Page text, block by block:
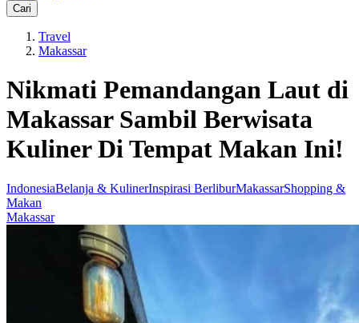
Cari
Travel
Makassar
Nikmati Pemandangan Laut di
Makassar Sambil Berwisata
Kuliner Di Tempat Makan Ini!
IndonesiaBelanja & KulinerInspirasi BerliburMakassarShopping &
Makan
Makassar